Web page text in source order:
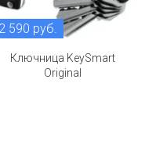
2 590 руб.
Ключница KeySmart
Original